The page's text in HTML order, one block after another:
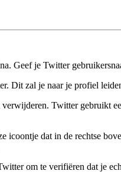
Geef je Twitter
zal je naar je profiel
Twitter gebruikt
dat in de rechtse
om te verifiëren dat je